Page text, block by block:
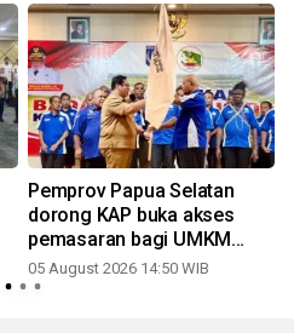
Pemprov Papua Selatan
dorong KAP buka akses
pemasaran bagi UMKM
lokal
05 August 2026 14:50 WIB